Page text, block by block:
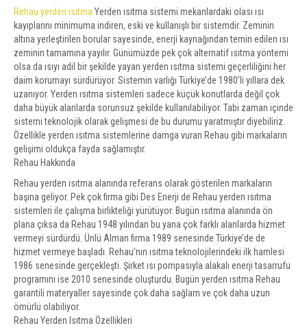
Rehau yerden ısıtma Yerden ısıtma sistemi mekanlardaki olası ısı
kayıplarını minimuma indiren, eski ve kullanışlı bir sistemdir. Zeminin
altına yerleştirilen borular sayesinde, enerji kaynağından temin edilen ısı
zeminin tamamına yayılır. Günümüzde pek çok alternatif ısıtma yöntemi
olsa da ısıyı adil bir şekilde yayan yerden ısıtma sistemi geçerliliğini her
daim korumayı sürdürüyor. Sistemin varlığı Türkiye’de 1980’li yıllara dek
uzanıyor. Yerden ısıtma sistemleri sadece küçük konutlarda değil çok
daha büyük alanlarda sorunsuz şekilde kullanılabiliyor. Tabi zaman içinde
sistemi teknolojik olarak gelişmesi de bu durumu yaratmıştır diyebiliriz.
Özellikle yerden ısıtma sistemlerine damga vuran Rehau gibi markaların
gelişimi oldukça fayda sağlamıştır.
Rehau Hakkında
Rehau yerden ısıtma alanında referans olarak gösterilen markaların
başına geliyor. Pek çok firma gibi Des Enerji de Rehau yerden ısıtma
sistemleri ile çalışma birlikteliği yürütüyor. Bugün ısıtma alanında ön
plana çıksa da Rehau 1948 yılından bu yana çok farklı alanlarda hizmet
vermeyi sürdürdü. Ünlü Alman firma 1989 senesinde Türkiye’de de
hizmet vermeye başladı. Rehau’nın ısıtma teknolojilerindeki ilk hamlesi
1986 senesinde gerçekleşti. Şirket ısı pompasıyla alakalı enerji tasarrufu
programını ise 2010 senesinde oluşturdu. Bugün yerden ısıtma Rehau
garantili materyaller sayesinde çok daha sağlam ve çok daha uzun
ömürlü olabiliyor.
Rehau Yerden Isıtma Özellikleri